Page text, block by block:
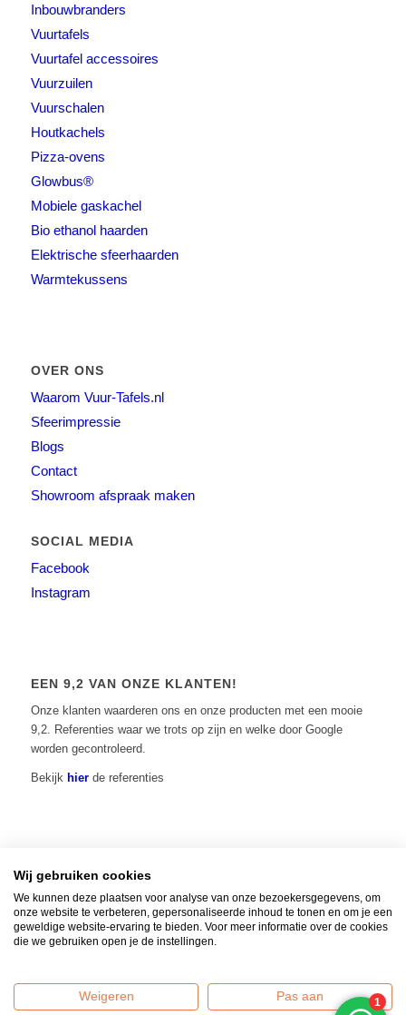
Inbouwbranders
Vuurtafels
Vuurtafel accessoires
Vuurzuilen
Vuurschalen
Houtkachels
Pizza-ovens
Glowbus®
Mobiele gaskachel
Bio ethanol haarden
Elektrische sfeerhaarden
Warmtekussens
OVER ONS
Waarom Vuur-Tafels.nl
Sfeerimpressie
Blogs
Contact
Showroom afspraak maken
SOCIAL MEDIA
Facebook
Instagram
EEN 9,2 VAN ONZE KLANTEN!
Onze klanten waarderen ons en onze producten met een mooie
9,2. Referenties waar we trots op zijn en welke door Google
worden gecontroleerd.
Bekijk hierde referenties
Home Contact |Algemene voorwaarden Over ons| Privacy Policy
2026 - Vuur-tafels.nl | KvK: 65511883 |Verzenden, retourneren en
klantenservice
Standaard worden al onze vuurtafels geleverd inclusief gasflesaansluiting.
Mocht u uw tafel op het aardgas willen aansluiten, wij leveren tegen meerprijs
Wij gebruiken cookies
We kunnen deze plaatsen voor analyse van onze bezoekersgegevens, om
onze website te verbeteren, gepersonaliseerde inhoud te tonen en om je een
geweldige website-ervaring te bieden. Voor meer informatie over de cookies
die we gebruiken open je de instellingen.
Weigeren Pas aan